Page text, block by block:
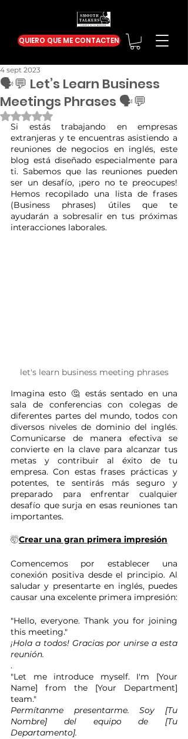
QUIERO QUE ME CONTACTEN
🗣️💬 Let’s Learn Business
Meetings Phrases 🗣️💬
4 sept 2023
Obtuvo NaN de 5 estrellas.
Si estás trabajando en empresas
extranjeras y te encuentras asistiendo a
reuniones de negocios en inglés, este
blog está diseñado especialmente para
ti. Sabemos que las reuniones pueden
ser un desafío, ¡pero no te preocupes!
Hemos recopilado una lista de frases
(Business phrases) útiles que te
ayudarán a sobresalir en tus próximas
interacciones laborales.
let's learn business meeting phrases
Imagina esto 🤔 estás sentado en una
sala de conferencias con colegas de
diferentes partes del mundo, todos con
diversos niveles de dominio del inglés.
Comunicarse de manera efectiva se
convierte en la clave para alcanzar tus
metas y contribuir al éxito de tu
empresa. Con estas frases prácticas y
potentes, te sentirás más seguro y
preparado para enfrentar cualquier
desafío que surja en esas reuniones tan
importantes.
🤯Crear una gran primera impresión
Comencemos por establecer una
conexión positiva desde el principio. Al
saludar y presentarte en inglés, puedes
causar una excelente primera impresión:
"Hello, everyone. Thank you for joining
this meeting."
¡Hola a todos! Gracias por unirse a esta
reunión.
.
"Let me introduce myself. I'm [Your
Name] from the [Your Department]
team."
Permítanme presentarme. Soy [Tu
Nombre] del equipo de [Tu
Departamento].